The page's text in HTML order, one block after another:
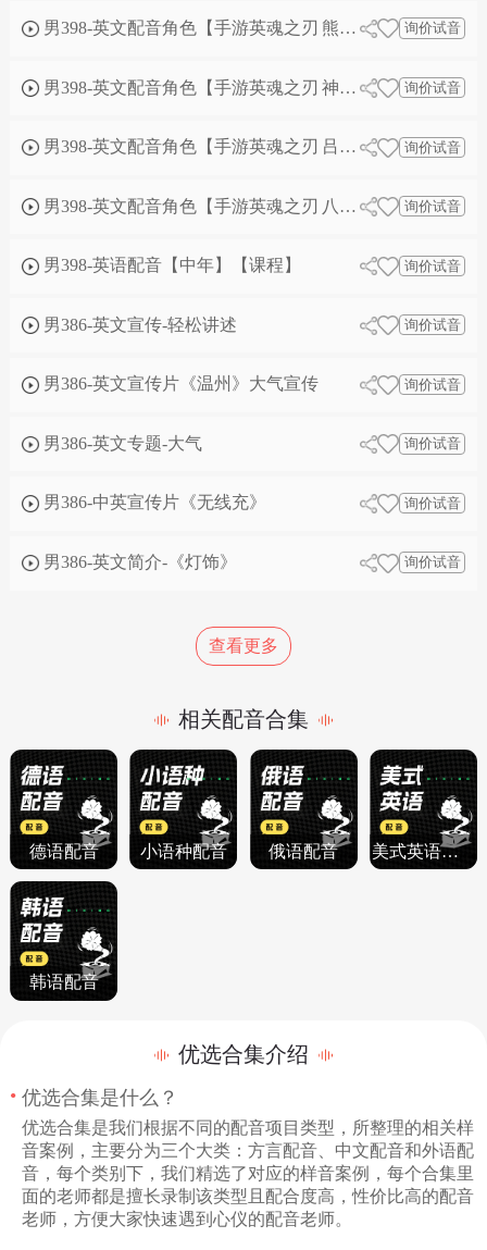
男398-英文配音角色【手游英魂之刃 熊猫人3】 询价试音
男398-英文配音角色【手游英魂之刃 神晖狂刀-张飞3】 询价试音
男398-英文配音角色【手游英魂之刃 吕布-瑶月戌华3】 询价试音
男398-英文配音角色【手游英魂之刃 八岐大蛇3】 询价试音
男398-英语配音【中年】【课程】 询价试音
男386-英文宣传-轻松讲述 询价试音
男386-英文宣传片《温州》大气宣传 询价试音
男386-英文专题-大气 询价试音
男386-中英宣传片《无线充》 询价试音
男386-英文简介-《灯饰》 询价试音
查看更多
相关配音合集
德语配音 小语种配音 俄语配音 美式英语配音
韩语配音
优选合集介绍
优选合集是什么？
优选合集是我们根据不同的配音项目类型，所整理的相关样
音案例，主要分为三个大类：方言配音、中文配音和外语配
音，每个类别下，我们精选了对应的样音案例，每个合集里
面的老师都是擅长录制该类型且配合度高，性价比高的配音
老师，方便大家快速遇到心仪的配音老师。